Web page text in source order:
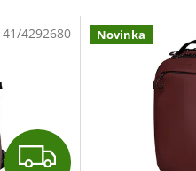
Z
4292680 Novinka